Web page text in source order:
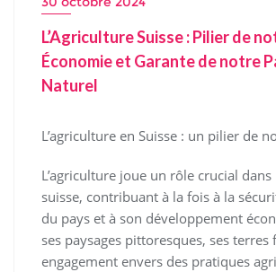
L’Agriculture Suisse : Pilier de
Économie et Garante de notre
Naturel
L’agriculture en Suisse : un pilier de
L’agriculture joue un rôle crucial dans
suisse, contribuant à la fois à la
du pays et à son développement
ses paysages pittoresques, ses terres
engagement envers des pratiques